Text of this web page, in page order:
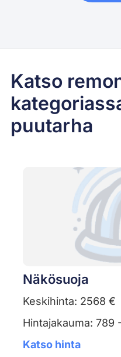
Katso
puutarha
Näkösuoja
Keskihinta: 2568 €
Hintajakauma: 789
Katso hinta